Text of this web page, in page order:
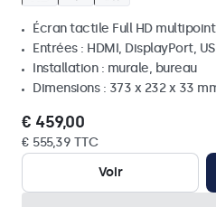
Écran tactile Full HD multipoint
Entrées : HDMI, DisplayPort,
Installation : murale, bureau
Dimensions : 373 x 232 x 33
€ 459,00
€ 555,39 TTC
Voir